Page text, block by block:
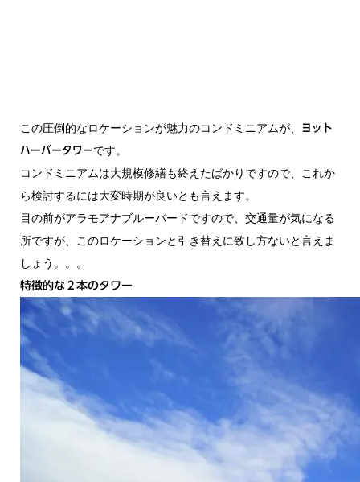
この圧倒的なロケーションが魅力のコンドミニアムが、
ヨット
ハーバータワーです。
コンドミニアムは大規模修繕も終えたばかりですので、これか
ら検討するには大変時期が良いとも言えます。
目の前がアラモアナブルーバードですので、交通量が気になる
所ですが、このロケーションと引き替えに致し方ないと言えま
しょう。。。
特徴的な２本のタワー